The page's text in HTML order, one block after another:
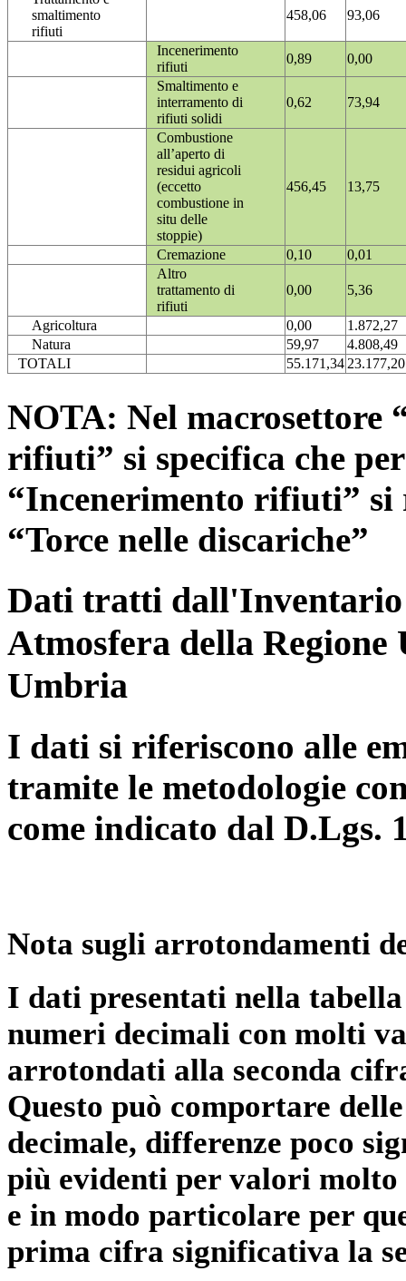
smaltimento
rifiuti
458,06 93,06
Incenerimento
rifiuti
0,89
0,00
Smaltimento e
interramento di
rifiuti solidi
0,62 73,94
Combustione
all’aperto di
residui agricoli
(eccetto
combustione in
situ delle
stoppie)
456,45 13,75
Cremazione 0,10
0,01
Altro
trattamento di
rifiuti
0,00 5,36
Agricoltura 0,00
1.872,27
Natura
59,97
4.808,49
TOTALI
55.171,3423.177,20
NOTA: Nel macrosettore
rifiuti” si specifica che
“Incenerimento rifiuti”
“Torce nelle discariche”
Dati tratti dall'Inventario
Atmosfera della
Umbria
I dati si riferiscono alle
tramite le metodologie
come indicato dal D.Lgs.
Nota sugli arrotondamenti
I dati presentati nella
numeri decimali con molti
arrotondati alla seconda
Questo può comportare
decimale, differenze poco
più evidenti per valori
e in modo particolare per
prima cifra significativa la